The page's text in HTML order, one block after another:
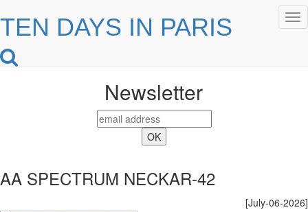
TEN DAYS IN PARIS
Newsletter
AA SPECTRUM NECKAR-42
[July-06-2026]